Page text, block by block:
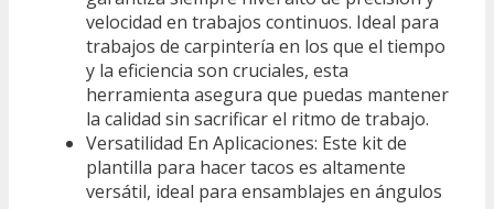
velocidad en trabajos continuos. Ideal para
trabajos de carpintería en los que el tiempo
y la eficiencia son cruciales, esta
herramienta asegura que puedas mantener
la calidad sin sacrificar el ritmo de trabajo.
Versatilidad En Aplicaciones: Este kit de
plantilla para hacer tacos es altamente
versátil, ideal para ensamblajes en ángulos